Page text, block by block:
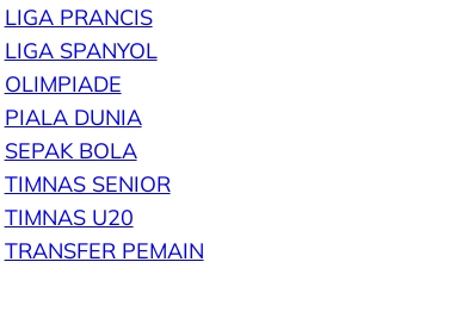
LIGA PRANCIS
LIGA SPANYOL
OLIMPIADE
PIALA DUNIA
SEPAK BOLA
TIMNAS SENIOR
TIMNAS U20
TRANSFER PEMAIN